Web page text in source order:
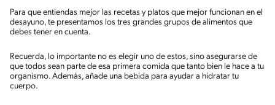
Para que entiendas mejor las recetas y platos que mejor funcionan en el
desayuno, te presentamos los tres grandes grupos de alimentos que
debes tener en cuenta.
Recuerda, lo importante no es elegir uno de estos, sino asegurarse de
que todos sean parte de esa primera comida que tanto bien le hace a tu
organismo. Además, añade una bebida para ayudar a hidratar tu
cuerpo.